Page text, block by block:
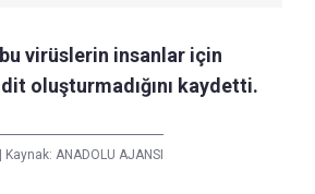
virüslerin insanlar için
oluşturmadığını kaydetti.
Kaynak: ANADOLU AJANSI